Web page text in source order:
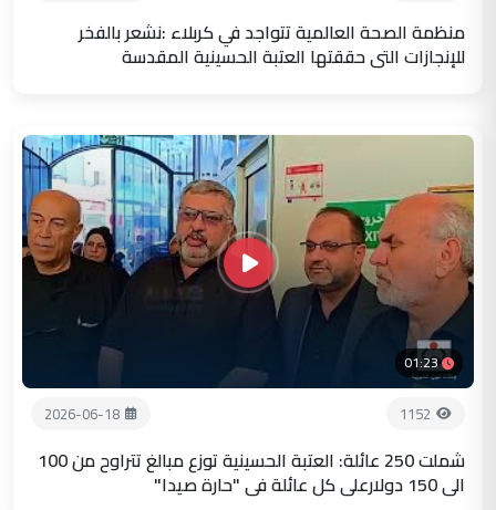
منظمة الصحة العالمية تتواجد في كربلاء :نشعر بالفخر
للإنجازات التي حققتها العتبة الحسينية المقدسة
01:23
1152
2026-06-18
شملت 250 عائلة: العتبة الحسينية توزع مبالغ تتراوح من 100
الى 150 دولارعلى كل عائلة في "حارة صيدا"